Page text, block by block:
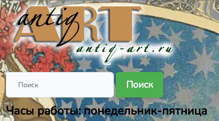
Поиск
Часы работы: понедельник-пятница